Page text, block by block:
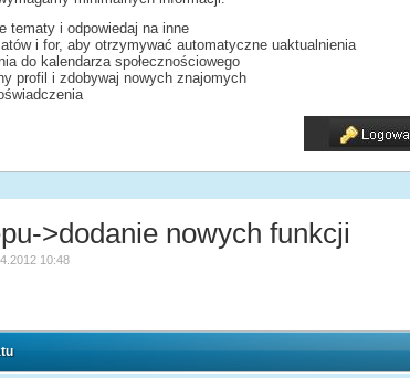
tematy i odpowiedaj na inne
i for, aby otrzymywać automatyczne uaktualnienia
do kalendarza społecznościowego
profil i zdobywaj nowych znajomych
>dodanie nowych funkcji
10:48